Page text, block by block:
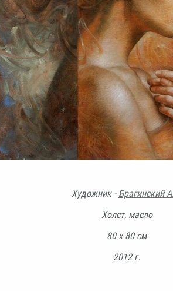
Художник - Брагинский
Холст, масло
80 х 80 см
2012 г.